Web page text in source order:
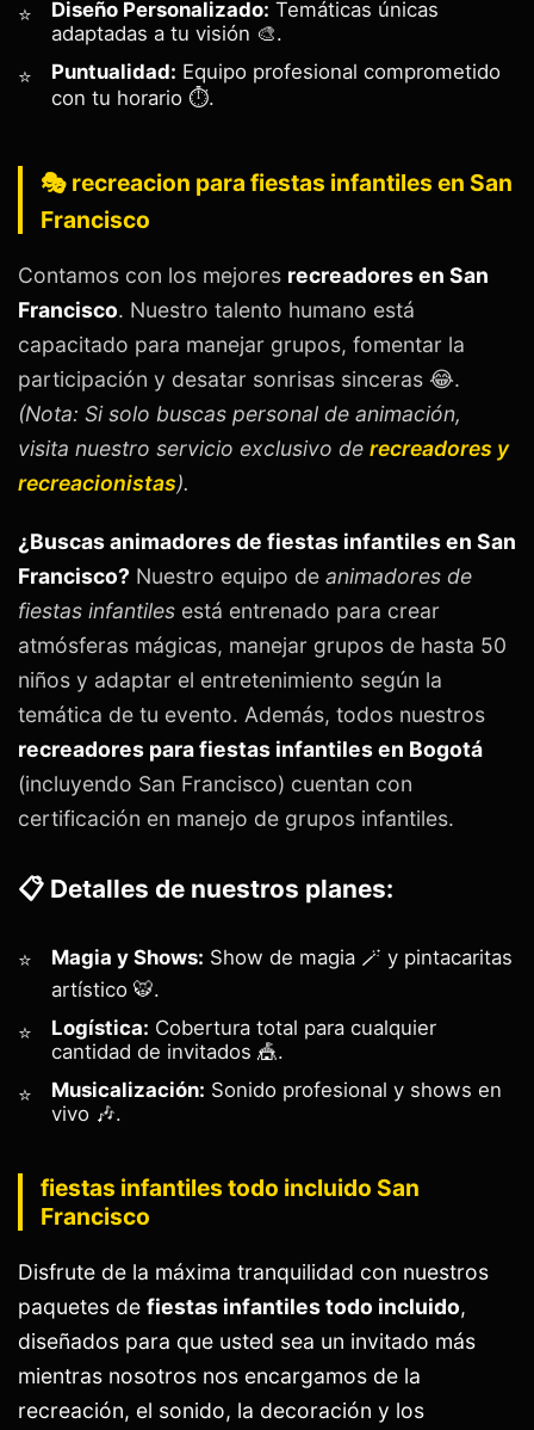
Diseño Personalizado: Temáticas únicas
adaptadas a tu visión 🎨.
Puntualidad: Equipo profesional comprometido
con tu horario ⏱️.
🎭 recreacion para fiestas infantiles en San
Francisco
Contamos con los mejores recreadores en San
Francisco. Nuestro talento humano está
capacitado para manejar grupos, fomentar la
participación y desatar sonrisas sinceras 😂.
(Nota: Si solo buscas personal de animación,
visita nuestro servicio exclusivo de recreadores y
recreacionistas).
¿Buscas animadores de fiestas infantiles en San
Francisco? Nuestro equipo de animadores de
fiestas infantiles está entrenado para crear
atmósferas mágicas, manejar grupos de hasta 50
niños y adaptar el entretenimiento según la
temática de tu evento. Además, todos nuestros
recreadores para fiestas infantiles en Bogotá
(incluyendo San Francisco) cuentan con
certificación en manejo de grupos infantiles.
📋 Detalles de nuestros planes:
Magia y Shows: Show de magia 🪄 y pintacaritas
artístico 🐯.
Logística: Cobertura total para cualquier
cantidad de invitados 🎪.
Musicalización: Sonido profesional y shows en
vivo 🎶.
fiestas infantiles todo incluido San
Francisco
Disfrute de la máxima tranquilidad con nuestros
paquetes de fiestas infantiles todo incluido,
diseñados para que usted sea un invitado más
mientras nosotros nos encargamos de la
recreación, el sonido, la decoración y los